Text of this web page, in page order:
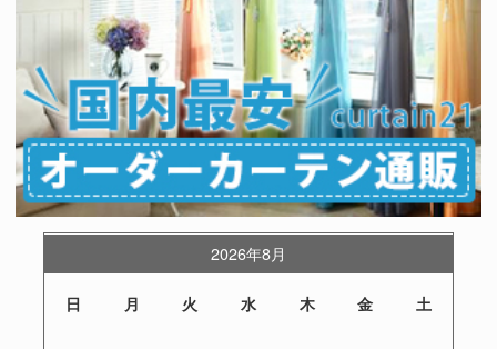
2026年8月
日 月 火 水 木 金 土